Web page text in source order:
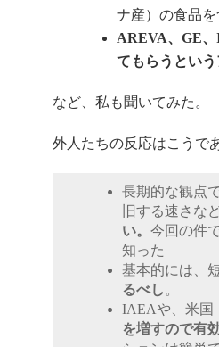
ナ産）の食品
AREVA、GE
てもらうとい
など、私も聞いてみた。
外人たちの反応はこうで
長期的な観点
旧する速さなど
い。 今回の件
知った
基本的には、
るべし 。
IAEAや、米国
を増すので有効